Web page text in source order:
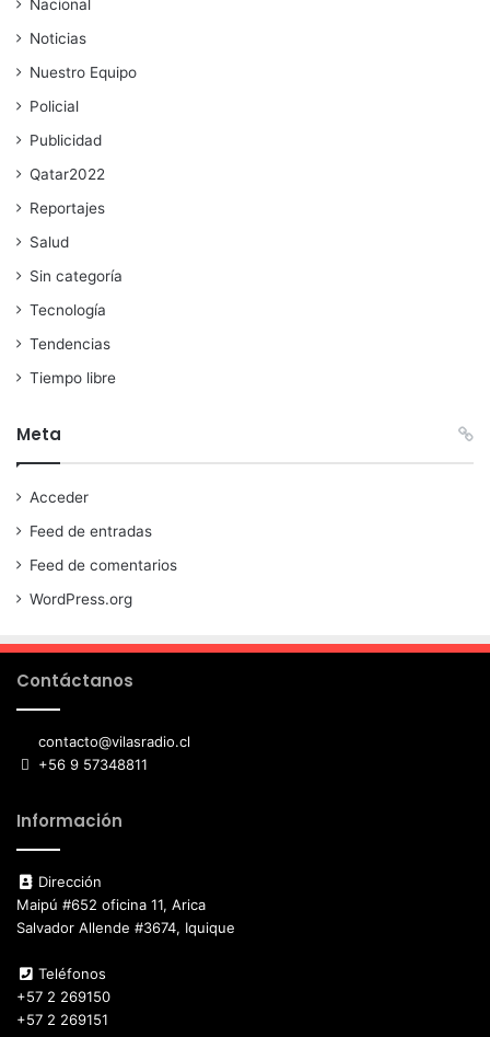
Nacional
Noticias
Nuestro Equipo
Policial
Publicidad
Qatar2022
Reportajes
Salud
Sin categoría
Tecnología
Tendencias
Tiempo libre
Meta
Acceder
Feed de entradas
Feed de comentarios
WordPress.org
Contáctanos
contacto@vilasradio.cl
+56 9 57348811
Información
Dirección
Maipú #652 oficina 11, Arica
Salvador Allende #3674, Iquique
Teléfonos
+57 2 269150
+57 2 269151